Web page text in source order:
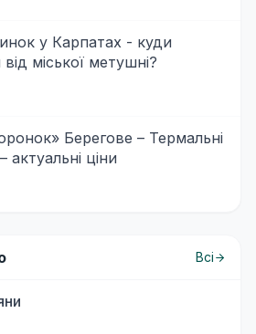
у Карпатах - куди
міської метушні?
Берегове – Термальні
ціни
Всі